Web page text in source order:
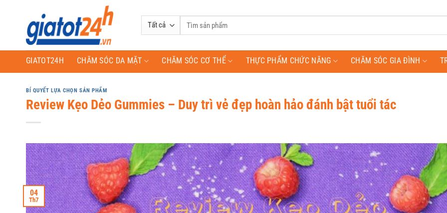
Tìm
GIATOT24H CHĂM SÓC DA MẶT CHĂM SÓC CƠ THỂ THỰC PHẨM CHỨC NĂNG CHĂM SÓC GIA ĐÌNH
BÍ QUYẾT LỰA CHỌN SẢN PHẨM
Review Kẹo Dẻo Gummies – Duy trì vẻ đẹp hoàn hảo đánh bật tuổi tác
04
Th7